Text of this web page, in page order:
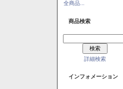
全商品...
商品検索
詳細検索
インフォメーション